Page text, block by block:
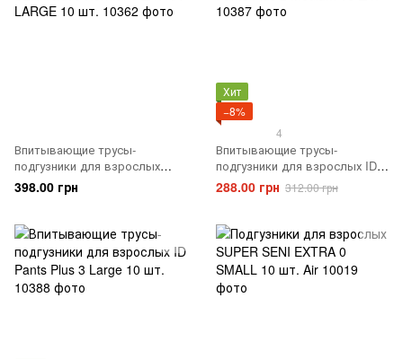
Впитывающие трусы-
подгузники для взрослых
SENI Active Normal 4 EXTRA
LARGE 10 шт.
398.00 грн
Хит
−8%
4
Впитывающие трусы-
подгузники для взрослых ID
Pants Plus 2 Medium 10 шт.
288.00 грн 312.00 грн